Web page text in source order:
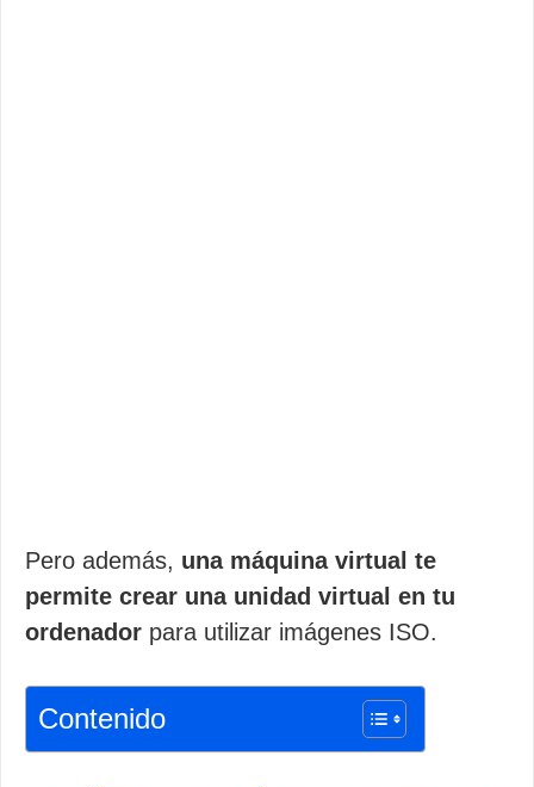
Pero además, una máquina virtual te
permite crear una unidad virtual en tu
ordenador para utilizar imágenes ISO.
Contenido